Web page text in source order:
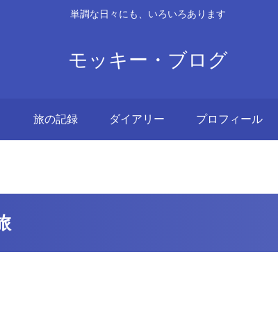
単調な日々にも、いろいろあります
モッキー・ブログ
旅の記録 ダイアリー プロフィール